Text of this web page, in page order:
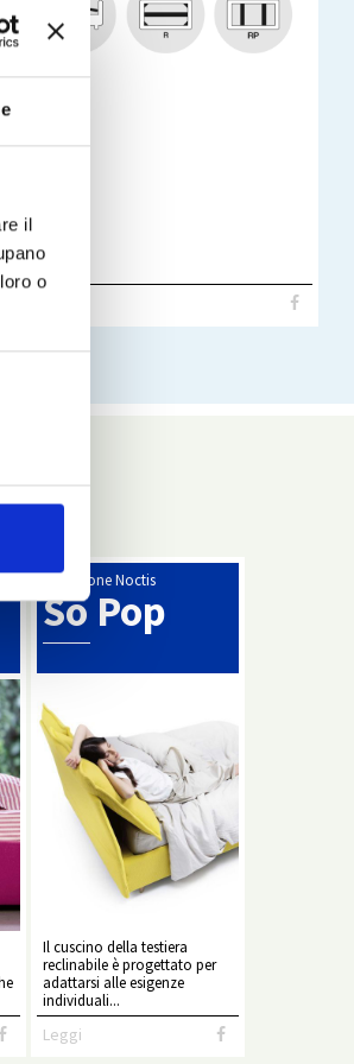
il
o
Collezione Noctis
So Pop
Il cuscino della testiera
reclinabile è progettato per
adattarsi alle esigenze
individuali...
Leggi